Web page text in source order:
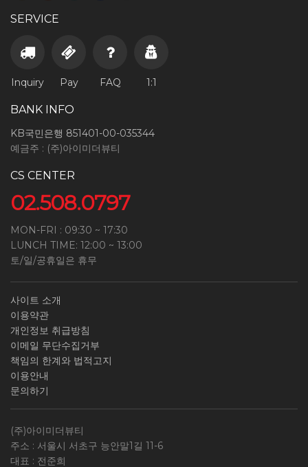
SERVICE
Inquiry Pay FAQ 1:1
BANK INFO
KB국민은행 851401-00-035344
예금주 : (주)아이미더뷰티
CS CENTER
02.508.0797
MON-FRI : 09:30 ~ 17:30
LUNCH TIME: 12:00 ~ 13:00
토/일/공휴일은 휴무
사이트 소개
이용약관
개인정보 취급방침
이메일 무단수집거부
책임의 한계와 법적고지
이용안내
문의하기
(주)아이미더뷰티
주소 : 서울시 서초구 능안말1길 11-6
대표 : 전준희